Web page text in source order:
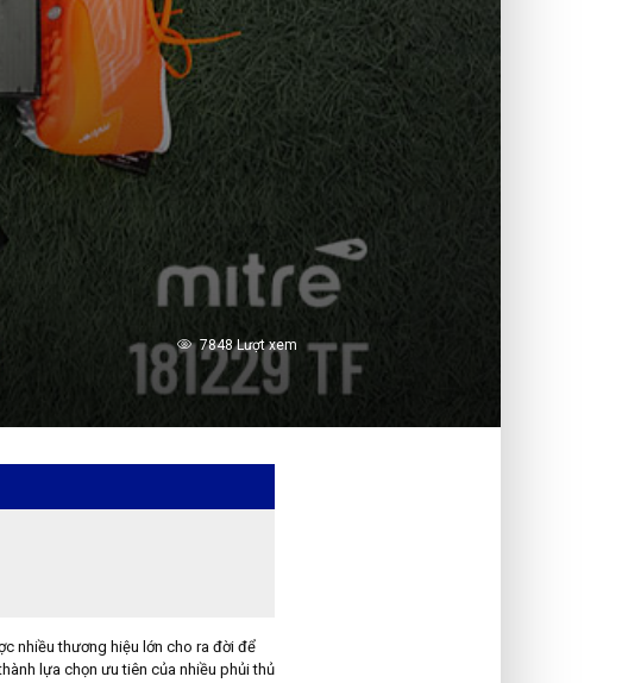
7848 Lượt xem
nhiều thương hiệu lớn cho ra đời để
lựa chọn ưu tiên của nhiều phủi thủ